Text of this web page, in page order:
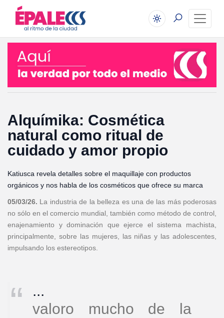
Alquímika: Cosmética
natural como ritual de
cuidado y amor propio
Katiusca revela detalles sobre el maquillaje con productos
orgánicos y nos habla de los cosméticos que ofrece su marca
05/03/26. La industria de la belleza es una de las más poderosas
no sólo en el comercio mundial, también como método de control,
enajenamiento y dominación que ejerce el sistema machista,
principalmente, sobre las mujeres, las niñas y las adolescentes,
impulsando los estereotipos.
...
valoro mucho de la